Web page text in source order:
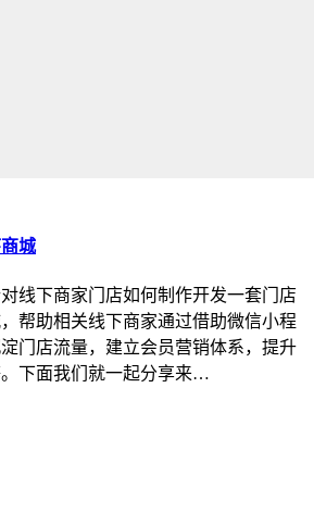
城
线下商家门店如何制作开发一套门店
帮助相关线下商家通过借助微信小程
门店流量，建立会员营销体系，提升
下面我们就一起分享来…